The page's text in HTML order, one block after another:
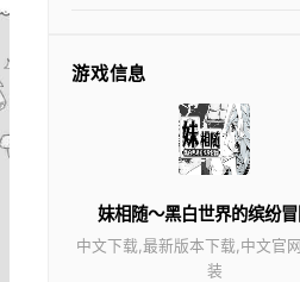
游戏信息
妹相随～黑白世界的缤纷
中文下载,最新版本下载,中文官
装